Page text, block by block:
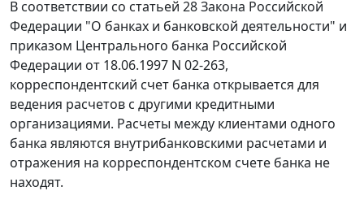
В соответствии со статьей 28Закона Российской
Федерации "О банках и банковской деятельности" и
приказом Центрального банка Российской
Федерации от 18.06.1997 N 02-263,
корреспондентский счет банка открывается для
ведения расчетов с другими кредитными
организациями. Расчеты между клиентами одного
банка являются внутрибанковскими расчетами и
отражения на корреспондентском счете банка не
находят.